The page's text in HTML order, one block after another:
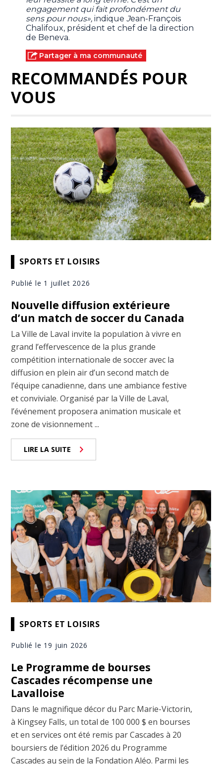
engagement qui fait profondément du
sens pour nous»,indiqueJean-François
Chalifoux, président et chef de la direction
de Beneva.
Partager à ma communauté
RECOMMANDÉS POUR
VOUS
SPORTS ET LOISIRS
Publié le 1 juillet 2026
Nouvelle diffusion extérieure
d’un match de soccer du Canada
La Ville de Laval invite la population à vivre en
grand l’effervescence de la plus grande
compétition internationale de soccer avec la
diffusion en plein air d’un second match de
l’équipe canadienne, dans une ambiance festive
et conviviale. Organisé par la Ville de Laval,
l’événement proposera animation musicale et
zone de visionnement ...
LIRE LA SUITE
SPORTS ET LOISIRS
Publié le 19 juin 2026
Le Programme de bourses
Cascades récompense une
Lavalloise
Dans le magnifique décor du Parc Marie-Victorin,
à Kingsey Falls, un total de 100 000 $ en bourses
et en services ont été remis par Cascades à 20
boursiers de l’édition 2026 du Programme
Cascades au sein de la Fondation Aléo. Parmi les